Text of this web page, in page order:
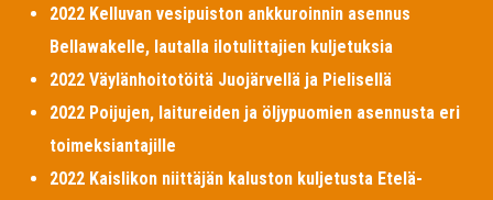
2022 Kelluvan vesipuiston ankkuroinnin asennus
Bellawakelle, lautalla ilotulittajien kuljetuksia
2022 Väylänhoitotöitä Juojärvellä ja Pielisellä
2022 Poijujen, laitureiden ja öljypuomien asennusta eri
toimeksiantajille
2022 Kaislikon niittäjän kaluston kuljetusta Etelä-